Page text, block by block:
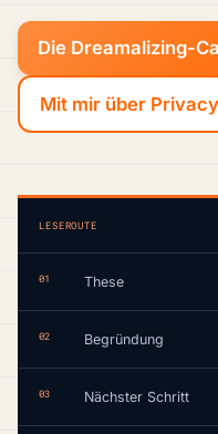
Die Dreamalizing-
Mit mir über
LESEROUTE
01 These
02 Begründung
03 Nächster Schritt